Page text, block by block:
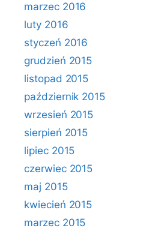
marzec 2016
luty 2016
styczeń 2016
grudzień 2015
listopad 2015
październik 2015
wrzesień 2015
sierpień 2015
lipiec 2015
czerwiec 2015
maj 2015
kwiecień 2015
marzec 2015